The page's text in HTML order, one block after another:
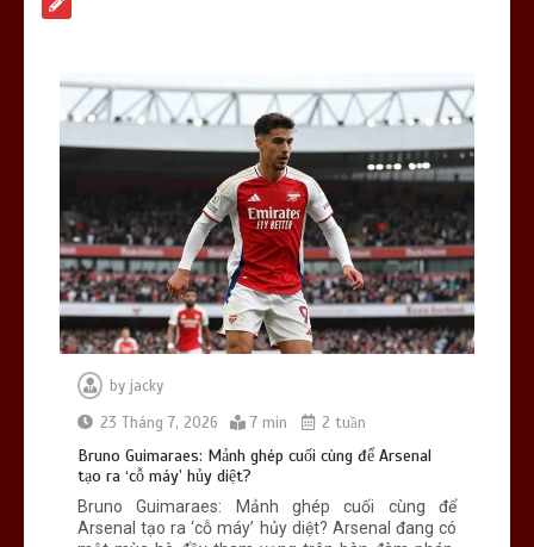
Việt Nam – Timor Leste: Đối thủ tí hon
“lột xác” với “lính đánh thuê” châu Âu
0 6 min
hợp đồng mượn thông minh hay canh
bạc lớn?
0 6 min
by jacky
23 Tháng 7, 2026
7 min 2 tuần
Bruno Guimaraes: Mảnh ghép cuối cùng để Arsenal
tạo ra ‘cỗ máy’ hủy diệt?
Bruno Guimaraes: Mảnh ghép cuối cùng để
Arsenal tạo ra ‘cỗ máy’ hủy diệt? Arsenal đang có